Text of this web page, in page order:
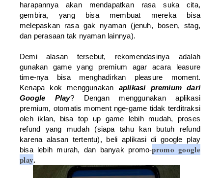
harapannya akan mendapatkan rasa suka cita,
gembira, yang bisa membuat mereka bisa
melepaskan rasa gak nyaman (jenuh, bosen, stag,
dan perasaan tak nyaman lainnya).
Demi alasan tersebut, rekomendasinya adalah
gunakan game yang premium agar acara leasure
time-nya bisa menghadirkan pleasure moment.
Kenapa kok menggunakan aplikasi premium dari
Google Play? Dengan menggunakan aplikasi
premium, otomatis moment nge-game tidak terditraksi
oleh iklan, bisa top up game lebih mudah, proses
refund yang mudah (siapa tahu kan butuh refund
karena alasan tertentu), beli aplikasi di google play
bisa lebih murah, dan banyak promo-promo google
play.